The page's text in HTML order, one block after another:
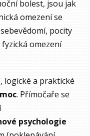
bolest, jsou jak
omezení se
pocity
omezení
logické a praktické
. Přímočaře se
psychologie